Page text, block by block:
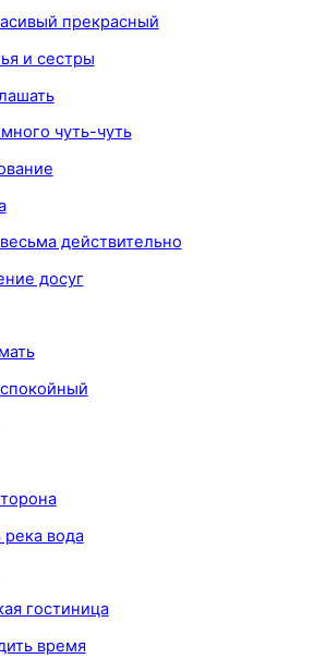
прекрасный
и сестры
чуть-чуть
действительно
досуг
река вода
гостиница
время